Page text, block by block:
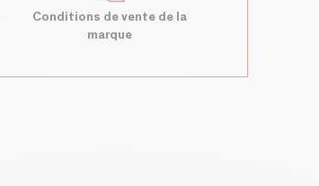
Conditions de vente de la
marque